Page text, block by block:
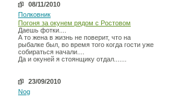
08/11/2010
Полковник
Погоня за окунем рядом с Ростовом
Даешь фотки....
А то жена в жизнь не поверит, что на
рыбалке был, во время того когда гости уже
собираться начали....
Да и окуней я стоянщику отдал.......
23/09/2010
Nog